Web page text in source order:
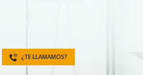
¿TE LLAMAMOS?